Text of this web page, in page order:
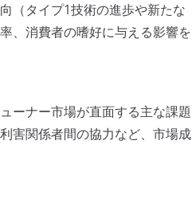
（タイプ1技術の進歩や新たな
、消費者の嗜好に与える影響を
ーナー市場が直面する主な課題
害関係者間の協力など、市場成